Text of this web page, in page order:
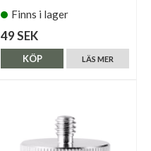
Finns i lager
49 SEK
LÄS MER
KÖP